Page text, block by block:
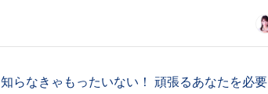
知らなきゃもったいない！ 頑張るあなたを必要